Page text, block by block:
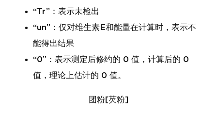
“Tr”：表示未检出
“un”：仅对维生素E和能量在计算时，表示不
能得出结果
“0”：表示测定后修约的 0 值，计算后的 0
值，理论上估计的 0 值。
团粉[芡粉]